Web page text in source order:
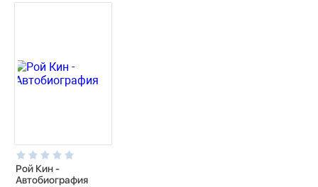
Рой Кин -
Автобиография